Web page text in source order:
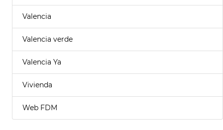
Valencia
Valencia verde
Valencia Ya
Vivienda
Web FDM